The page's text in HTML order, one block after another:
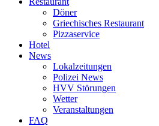
Döner
Griechisches Restaurant
Pizzaservice
Hotel
News
Lokalzeitungen
Polizei News
HVV Störungen
Wetter
Veranstaltungen
FAQ